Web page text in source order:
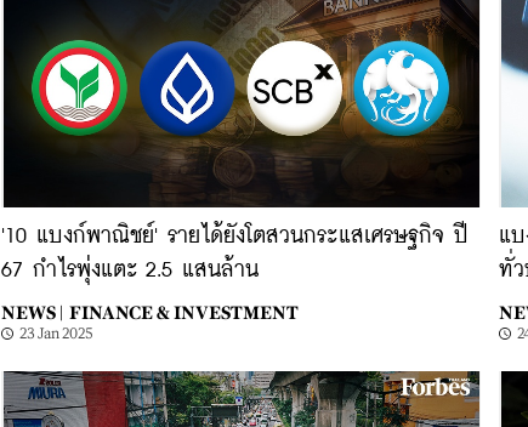
'10 แบงก์พาณิชย์' รายได้ยังโตสวนกระแสเศรษฐกิจ ปี
67 กำไรพุ่งแตะ 2.5 แสนล้าน
NEWS | FINANCE & INVESTMENT
23 Jan 2025
แ
ทั่ว